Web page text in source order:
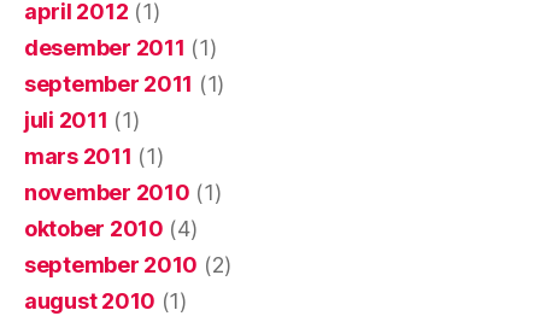
april 2012 (1)
desember 2011 (1)
september 2011 (1)
juli 2011 (1)
mars 2011 (1)
november 2010 (1)
oktober 2010 (4)
september 2010 (2)
august 2010 (1)